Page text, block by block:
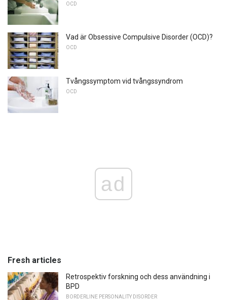
OCD
Vad är Obsessive Compulsive Disorder (OCD)?
OCD
Tvångssymptom vid tvångssyndrom
OCD
ad
Fresh articles
Retrospektiv forskning och dess användning i
BPD
BORDERLINE PERSONALITY DISORDER